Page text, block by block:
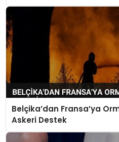
Belçika’dan Fransa’ya
Askeri Destek